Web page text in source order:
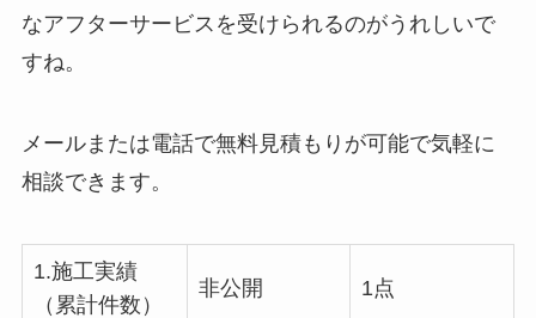
なアフターサービスを受けられるのがうれしいで
すね。
メールまたは電話で無料見積もりが可能で気軽に
相談できます。
1.施工実績
（累計件数）
非公開 1点